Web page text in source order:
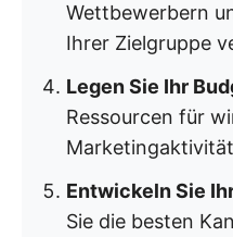
Wettbewerbern
Ihrer Zielgruppe
Legen Sie Ihr
Ressourcen für
Entwickeln Sie
Sie die besten